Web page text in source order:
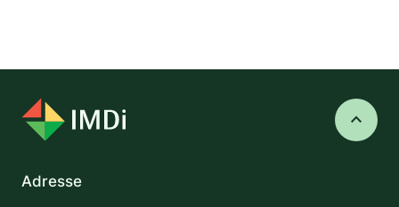
keyboard_arrow_up
Adresse